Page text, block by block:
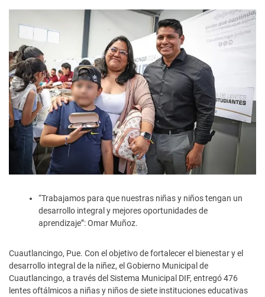
“Trabajamos para que nuestras niñas y niños tengan un
desarrollo integral y mejores oportunidades de
aprendizaje”: Omar Muñoz.
Cuautlancingo, Pue. Con el objetivo de fortalecer el bienestar y el
desarrollo integral de la niñez, el Gobierno Municipal de
Cuautlancingo, a través del Sistema Municipal DIF, entregó 476
lentes oftálmicos a niñas y niños de siete instituciones educativas